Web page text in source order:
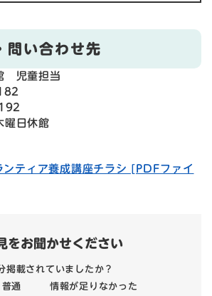
問い合わせ先
児童担当
曜日休館
ンティア養成講座チラシ [PDFファイ
をお聞かせください
掲載されていましたか？
普通 情報が足りなかった